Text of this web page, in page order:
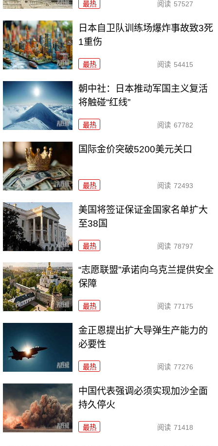
最热 阅读 57527
日本自卫队训练场爆炸事故致3死
1重伤
最热 阅读 54415
朝中社：日本推动军国主义复活
将触碰“红线”
最热 阅读 67782
国际金价突破5200美元关口
最热 阅读 72493
美国将签证保证金国家名单扩大
至38国
最热 阅读 78797
“志愿联盟”承诺向乌克兰提供安全
保障
最热 阅读 77175
金正恩提出扩大导弹生产能力的
必要性
最热 阅读 77276
中国代表强调必须实现加沙全面
持久停火
最热 阅读 71418